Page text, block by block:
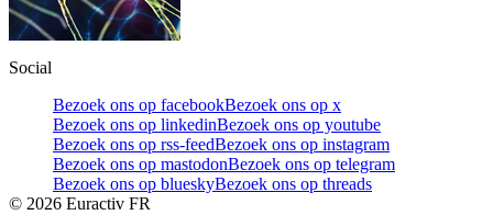
Social
Bezoek ons op facebookBezoek ons op x
Bezoek ons op linkedinBezoek ons op youtube
Bezoek ons op rss-feedBezoek ons op instagram
Bezoek ons op mastodonBezoek ons op telegram
Bezoek ons op blueskyBezoek ons op threads
© 2026 Euractiv FR